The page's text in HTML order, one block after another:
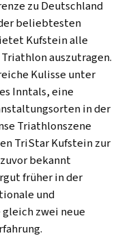
zu Deutschland
beliebtesten
Kufstein alle
auszutragen.
Kulisse unter
Inntals, eine
in der
Triathlonszene
TriStar Kufstein zur
bekannt
früher in der
und
zwei neue